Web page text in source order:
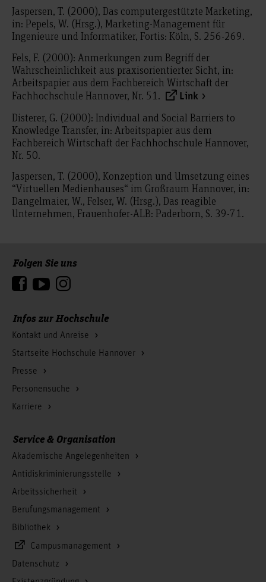
Jaspersen, T. (2000), Das computergestützte Marketing,
in: Pepels, W. (Hrsg.), Marketing-Management für
Ingenieure und Informatiker, Fortis: Köln, S. 256-269.
Fels, F. (2000): Anmerkungen zum Begriff der
Wahrscheinlichkeit aus praxisorientierter Sicht, in:
Arbeitspapier aus dem Fachbereich Wirtschaft der
Fachhochschule Hannover, Nr. 51.
Link
Disterer, G. (2000): Individual and Social Barriers to
Knowledge Transfer, in: Arbeitspapier aus dem
Fachbereich Wirtschaft der Fachhochschule Hannover,
Nr. 50.
Jaspersen, T. (2000), Konzeption und Umsetzung eines
“Virtuellen Medienhauses“ im Großraum Hannover, in:
Dangelmaier, W., Felser, W. (Hrsg.), Das reagible
Unternehmen, Frauenhofer-ALB: Paderborn, S. 39-71.
Infos zur Hochschule
Kontakt und Anreise
Startseite Hochschule Hannover
Presse
Personensuche
Karriere
Folgen Sie uns
Service & Organisation
Akademische Angelegenheiten
Antidiskriminierungsstelle
Arbeitssicherheit
Berufungsmanagement
Bibliothek
Campusmanagement
Datenschutz